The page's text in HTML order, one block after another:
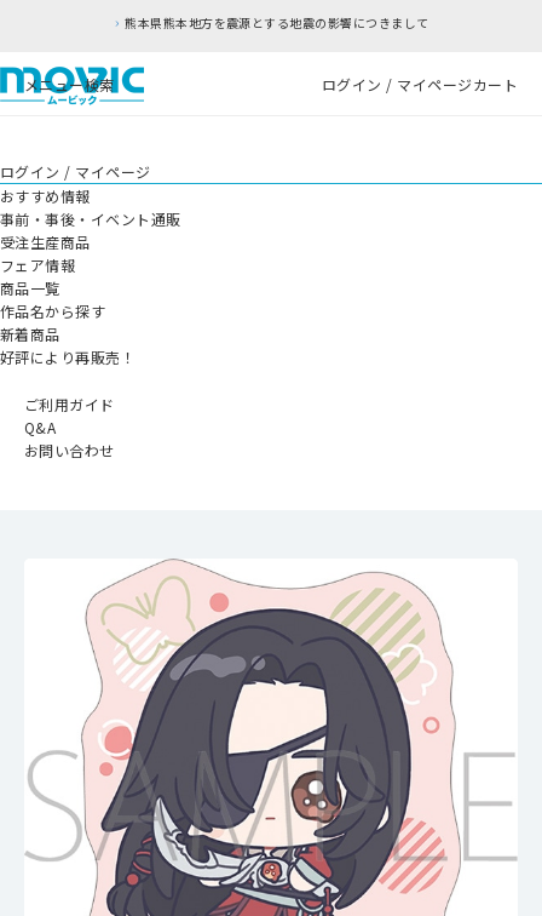
熊本県熊本地方を震源とする地震の影響につきまして
メニュー検索 ログイン / マイページカート
ログイン / マイページ
おすすめ情報
事前・事後・イベント通販
受注生産商品
フェア情報
商品一覧
作品名から探す
新着商品
好評により再販売！
ご利用ガイド
Q&A
お問い合わせ